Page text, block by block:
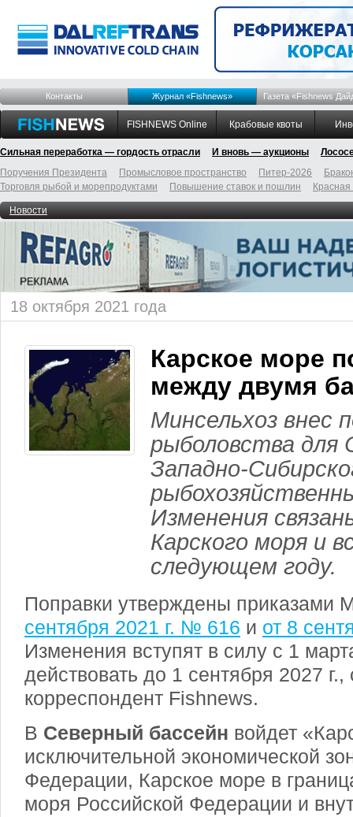
Контакты Журнал «Fishnews» Газета «Fishnews
FISHNEWS Online Крабовые квоты
Сильная переработка — гордость отрасли И вновь — аукционы
Поручения Президента
Промысловое пространство Питер-2026
Торговля рыбой и морепродуктами
Повышение ставок и пошлин
Новости
18 октября 2021 года
Карское море
между двумя
Минсельхоз внес
рыболовства для
Западно-
Изменения
Карского моря и
следующем году.
Поправки утверждены приказами
сентября 2021 г. № 616 и от 8
Изменения вступят в силу с 1
действовать до 1 сентября 2027
корреспондент Fishnews.
В Северный бассейн войдет
исключительной экономической
Федерации, Карское море в
моря Российской Федерации и